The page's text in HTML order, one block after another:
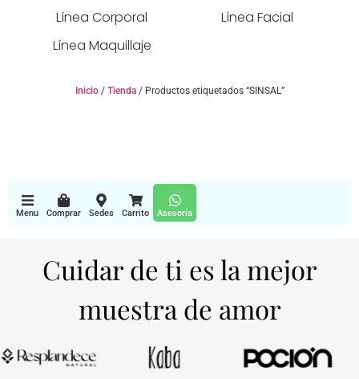
Línea Corporal
Línea Facial
Línea Maquillaje
Inicio/ Tienda/ Productos etiquetados “SINSAL”
Menu Comprar Sedes Carrito Asesoría
Cuidar de ti es la mejor
muestra de amor